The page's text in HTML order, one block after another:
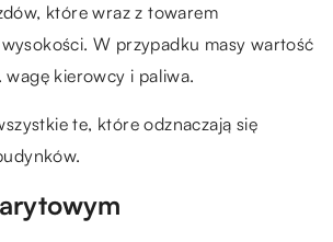
które wraz z towarem
W przypadku masy wartość
kierowcy i paliwa.
te, które odznaczają się